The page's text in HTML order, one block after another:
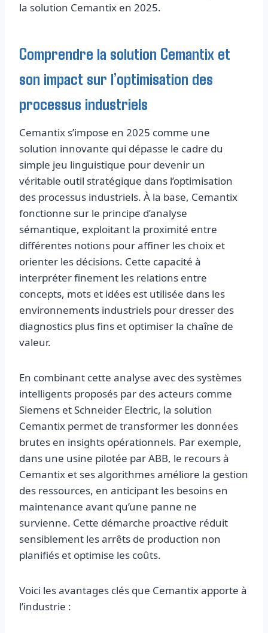
la solution Cemantix en 2025.
Comprendre la solution Cemantix et
son impact sur l’optimisation des
processus industriels
Cemantix s’impose en 2025 comme une
solution innovante qui dépasse le cadre du
simple jeu linguistique pour devenir un
véritable outil stratégique dans l’optimisation
des processus industriels. À la base, Cemantix
fonctionne sur le principe d’analyse
sémantique, exploitant la proximité entre
différentes notions pour affiner les choix et
orienter les décisions. Cette capacité à
interpréter finement les relations entre
concepts, mots et idées est utilisée dans les
environnements industriels pour dresser des
diagnostics plus fins et optimiser la chaîne de
valeur.
En combinant cette analyse avec des systèmes
intelligents proposés par des acteurs comme
Siemens et Schneider Electric, la solution
Cemantix permet de transformer les données
brutes en insights opérationnels. Par exemple,
dans une usine pilotée par ABB, le recours à
Cemantix et ses algorithmes améliore la gestion
des ressources, en anticipant les besoins en
maintenance avant qu’une panne ne
survienne. Cette démarche proactive réduit
sensiblement les arrêts de production non
planifiés et optimise les coûts.
Voici les avantages clés que Cemantix apporte à
l’industrie :